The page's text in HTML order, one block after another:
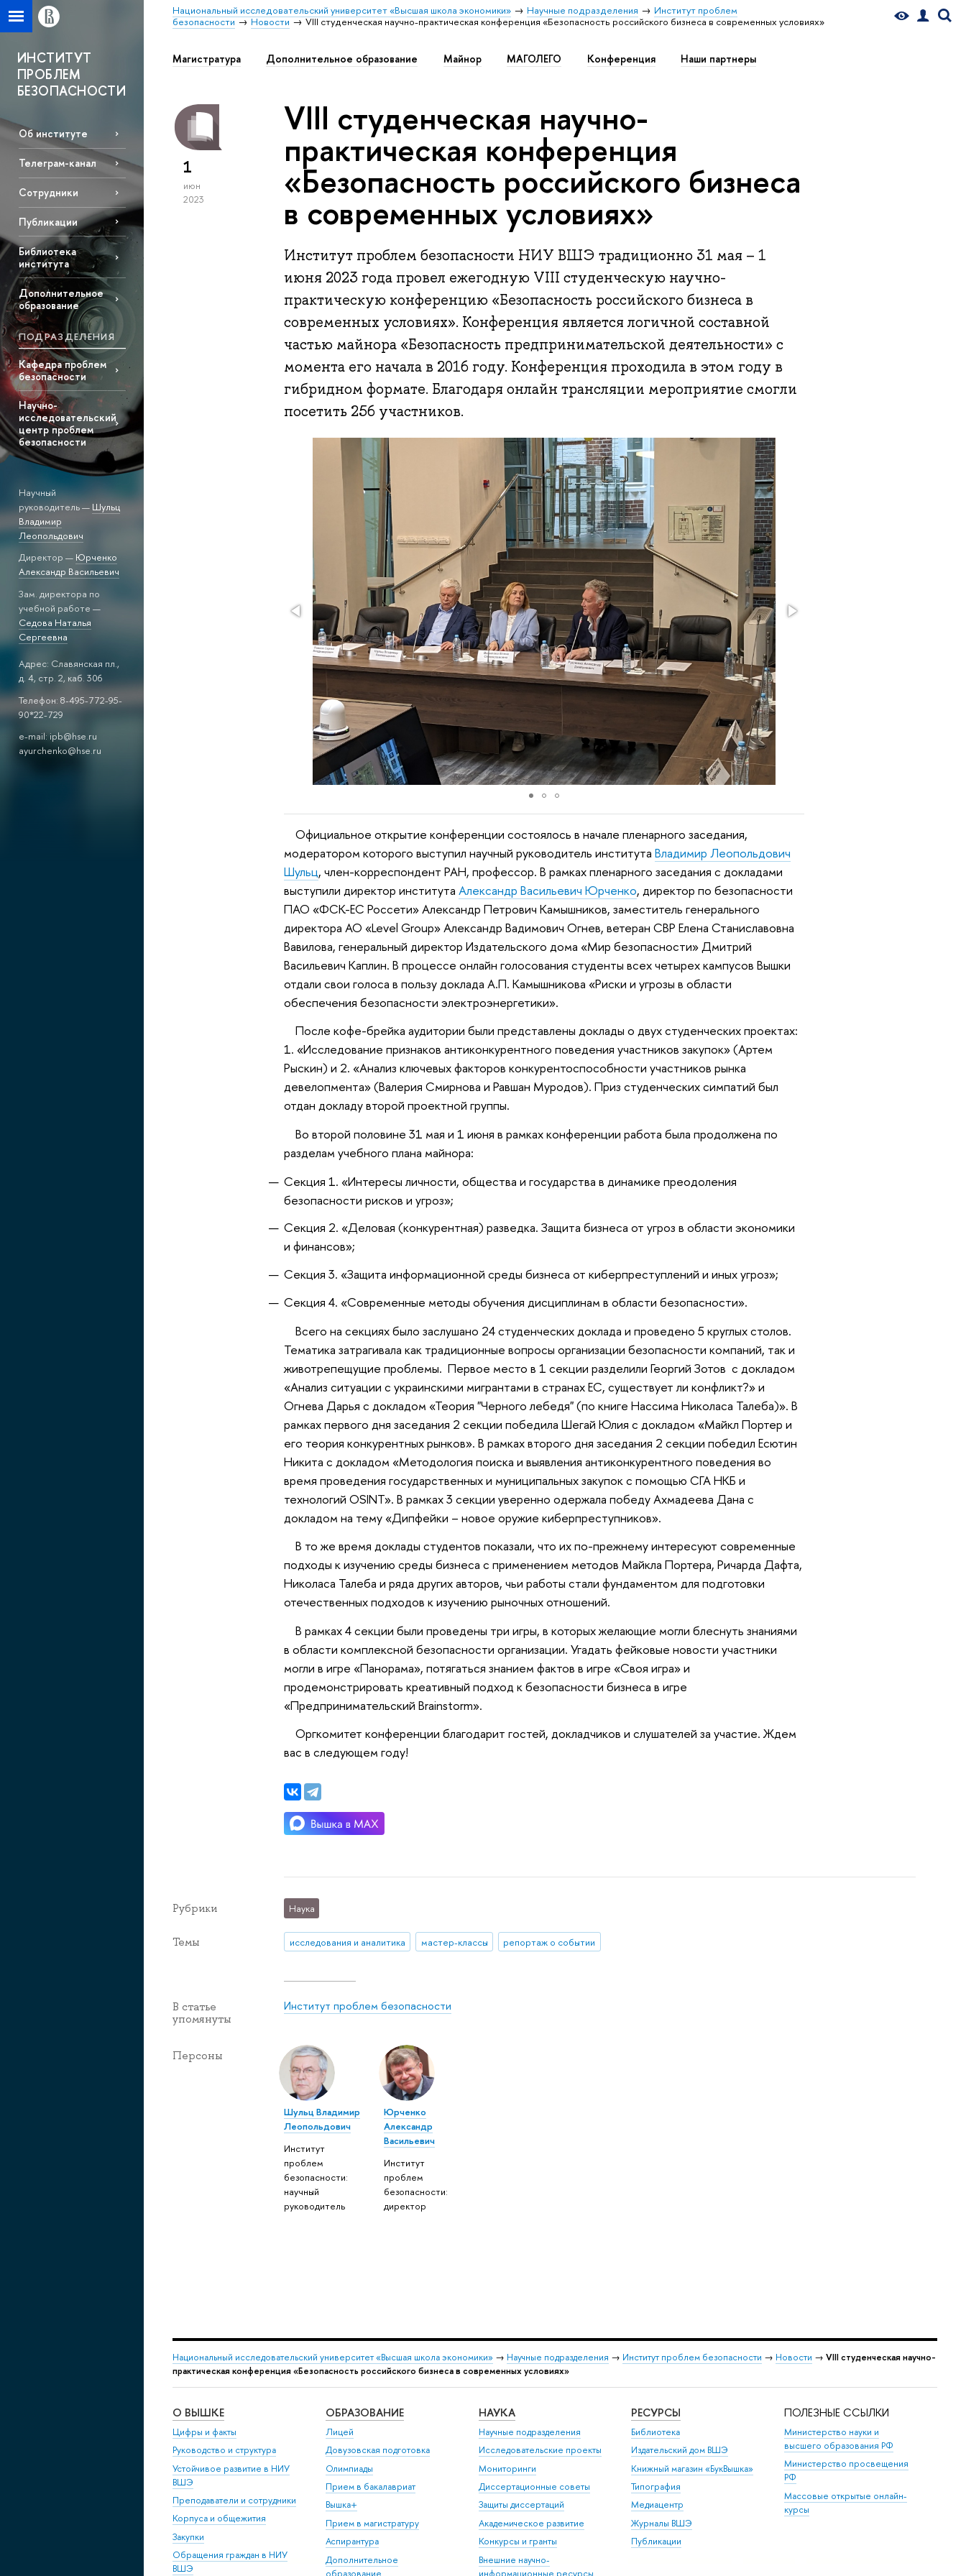
Национальный исследовательский университет «Высшая школа экономики» Научные подразделения
Институт проблем
безопасности
Новости VIII студенческая научно-практическая конференция «Безопасность российского бизнеса в современных условиях»
ИНСТИТУТ
ПРОБЛЕМ
БЕЗОПАСНОСТИ
Об институте
Телеграм-канал
Сотрудники
Публикации
Библиотека
института
Дополнительное
образование
ПОДРАЗДЕЛЕНИЯ
Кафедра проблем
безопасности
Научно-
исследовательский
центр проблем
безопасности
Научный
руководитель — Шульц
Владимир
Леопольдович
Директор — Юрченко
Александр Васильевич
Зам. директора по
учебной работе —
Седова Наталья
Сергеевна
Адрес: Славянская пл.,
д. 4, стр. 2, каб. 306
Телефон: 8-495-772-95-
90*22-729
e-mail: ipb@hse.ru
ayurchenko@hse.ru
Магистратура Дополнительное образование Майнор МАГОЛЕГО Конференция Наши партнеры
1
июн
2023
VIII студенческая научно-
практическая конференция
«Безопасность российского бизнеса
в современных условиях»
Институт проблем безопасности НИУ ВШЭ традиционно 31 мая – 1
июня 2023 года провел ежегодную VIII студенческую научно-
практическую конференцию «Безопасность российского бизнеса в
современных условиях». Конференция является логичной составной
частью майнора «Безопасность предпринимательской деятельности» с
момента его начала в 2016 году. Конференция проходила в этом году в
гибридном формате. Благодаря онлайн трансляции мероприятие смогли
посетить 256 участников.
Официальное открытие конференции состоялось в начале пленарного заседания,
модератором которого выступил научный руководитель институтаВладимир Леопольдович
Шульц, член-корреспондент РАН, профессор. В рамках пленарного заседания с докладами
выступили директор институтаАлександр Васильевич Юрченко, директор по безопасности
ПАО «ФСК-ЕС Россети» Александр Петрович Камышников, заместитель генерального
директора АО «Level Group» Александр Вадимович Огнев, ветеран СВР Елена Станиславовна
Вавилова, генеральный директор Издательского дома «Мир безопасности» Дмитрий
Васильевич Каплин. В процессе онлайн голосования студенты всех четырех кампусов Вышки
отдали свои голоса в пользу доклада А.П. Камышникова «Риски и угрозы в области
обеспечения безопасности электроэнергетики».
После кофе-брейка аудитории были представлены доклады о двух студенческих проектах:
1. «Исследование признаков антиконкурентного поведения участников закупок» (Артем
Рыскин) и 2. «Анализ ключевых факторов конкурентоспособности участников рынка
девелопмента» (Валерия Смирнова и Равшан Муродов). Приз студенческих симпатий был
отдан докладу второй проектной группы.
Во второй половине 31 мая и 1 июня в рамках конференции работа была продолжена по
разделам учебного плана майнора:
Секция 1. «Интересы личности, общества и государства в динамике преодоления
безопасности рисков и угроз»;
Секция 2. «Деловая (конкурентная) разведка. Защита бизнеса от угроз в области экономики
и финансов»;
Секция 3. «Защита информационной среды бизнеса от киберпреступлений и иных угроз»;
Секция 4. «Современные методы обучения дисциплинам в области безопасности».
Всего на секциях было заслушано 24 студенческих доклада и проведено 5 круглых столов.
Тематика затрагивала как традиционные вопросы организации безопасности компаний, так и
животрепещущие проблемы. Первое место в 1 секции разделили Георгий Зотов с докладом
«Анализ ситуации с украинскими мигрантами в странах ЕС, существует ли конфликт?» и
Огнева Дарья с докладом «Теория "Черного лебедя" (по книге Насcима Николаса Талеба)». В
рамках первого дня заседания 2 секции победила Шегай Юлия с докладом «Майкл Портер и
его теория конкурентных рынков». В рамках второго дня заседания 2 секции победил Есютин
Никита с докладом «Методология поиска и выявления антиконкурентного поведения во
время проведения государственных и муниципальных закупок с помощью СГА НКБ и
технологий OSINT». В рамках 3 секции уверенно одержала победу Ахмадеева Дана с
докладом на тему «Дипфейки – новое оружие киберпреступников».
В то же время доклады студентов показали, что их по-прежнему интересуют современные
подходы к изучению среды бизнеса с применением методов Майкла Портера, Ричарда Дафта,
Николаса Талеба и ряда других авторов, чьи работы стали фундаментом для подготовки
отечественных подходов к изучению рыночных отношений.
В рамках 4 секции были проведены три игры, в которых желающие могли блеснуть знаниями
в области комплексной безопасности организации. Угадать фейковые новости участники
могли в игре «Панорама», потягаться знанием фактов в игре «Своя игра» и
продемонстрировать креативный подход к безопасности бизнеса в игре
«Предпринимательский Brainstorm».
Оргкомитет конференции благодарит гостей, докладчиков и слушателей за участие. Ждем
вас в следующем году!
Рубрики Наука
Темы исследования и аналитика мастер-классы репортаж о событии
В статье
упомянуты
Институт проблем безопасности
Персоны
Шульц Владимир
Леопольдович
Институт
проблем
безопасности:
научный
руководитель
Юрченко
Александр
Васильевич
Институт
проблем
безопасности:
директор
Национальный исследовательский университет «Высшая школа экономики» → Научные подразделения → Институт проблем безопасности → Новости → VIII студенческая научно-
практическая конференция «Безопасность российского бизнеса в современных условиях»
О ВЫШКЕ
Цифры и факты
Руководство и структура
Устойчивое развитие в НИУ
ВШЭ
Преподаватели и сотрудники
Корпуса и общежития
Закупки
Обращения граждан в НИУ
ВШЭ
ОБРАЗОВАНИЕ
Лицей
Довузовская подготовка
Олимпиады
Прием в бакалавриат
Вышка+
Прием в магистратуру
Аспирантура
Дополнительное
образование
НАУКА
Научные подразделения
Исследовательские проекты
Мониторинги
Диссертационные советы
Защиты диссертаций
Академическое развитие
Конкурсы и гранты
Внешние научно-
информационные ресурсы
РЕСУРСЫ
Библиотека
Издательский дом ВШЭ
Книжный магазин «БукВышка»
Типография
Медиацентр
Журналы ВШЭ
Публикации
ПОЛЕЗНЫЕ ССЫЛКИ
Министерство науки и
высшего образования РФ
Министерство просвещения
РФ
Массовые открытые онлайн-
курсы